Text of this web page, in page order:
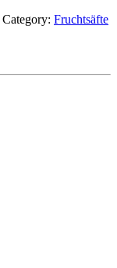
Category: Fruchtsäfte